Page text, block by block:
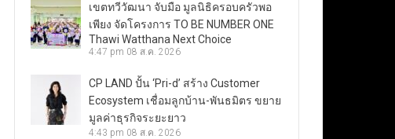
เขตทวีวัฒนา จับมือ มูลนิธิครอบครัวพอ
เพียง จัดโครงการ TO BE NUMBER ONE
Thawi Watthana Next Choice
4:47 pm 08 ส.ค. 2026
CP LAND ปั้น ‘Pri-d’ สร้าง Customer
Ecosystem เชื่อมลูกบ้าน-พันธมิตร ขยาย
มูลค่าธุรกิจระยะยาว
4:43 pm 08 ส.ค. 2026